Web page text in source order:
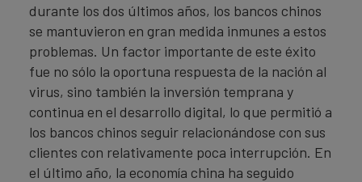
durante los dos últimos años, los bancos chinos
se mantuvieron en gran medida inmunes a estos
problemas. Un factor importante de este éxito
fue no sólo la oportuna respuesta de la nación al
virus, sino también la inversión temprana y
continua en el desarrollo digital, lo que permitió a
los bancos chinos seguir relacionándose con sus
clientes con relativamente poca interrupción. En
el último año, la economía china ha seguido